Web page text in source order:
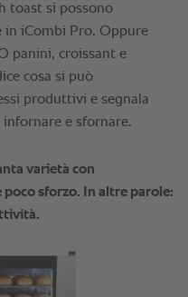
toast si possono
in iCombi Pro. Oppure
panini, croissant e
cosa si può
produttivi e segnala
e sfornare.
varietà con
sforzo. In altre parole: